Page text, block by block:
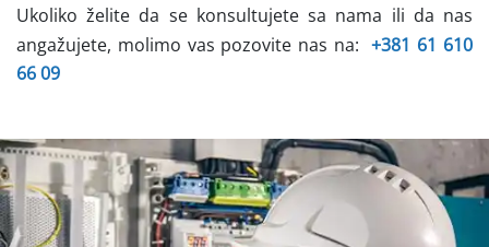
Ukoliko želite da se konsultujete sa nama ili da nas
angažujete, molimo vas pozovite nas na: +381 61 610
66 09